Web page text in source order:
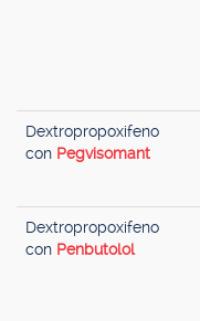
Dextropropoxifeno
con Pegvisomant
Dextropropoxifeno
con Penbutolol